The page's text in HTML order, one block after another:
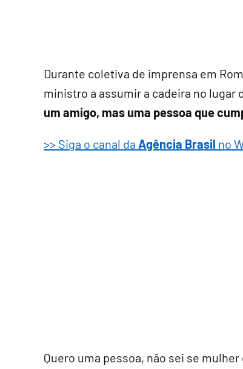
Durante coletiva de imprensa em
ministro a assumir a cadeira no lugar
um amigo, mas uma pessoa que
>> Siga o canal da Agência Brasil no
Quero uma pessoa, não sei se